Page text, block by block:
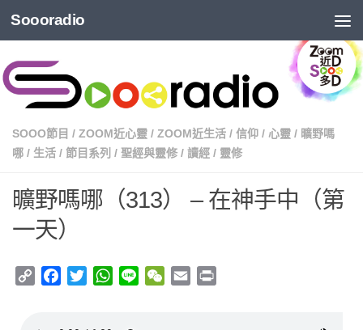
Soooradio
SOOO節目 / ZOOM近心靈 / ZOOM近生活 / 信仰 / 心靈 / 曠野嗎
哪 / 生活 / 節目系列 / 聖經與靈修 / 讀經 / 靈修
曠野嗎哪（313） – 在神手中（第
一天）
Copy
Facebook
TwitterWhatsApp
Line WeChat
Email